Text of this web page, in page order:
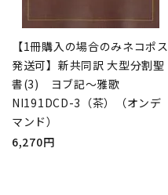
【1冊購入の場合のみネコポス
発送可】新共同訳 大型分割聖
書(3) ヨブ記～雅歌
NI191DCD-3（茶）（オンデ
マンド）
6,270円